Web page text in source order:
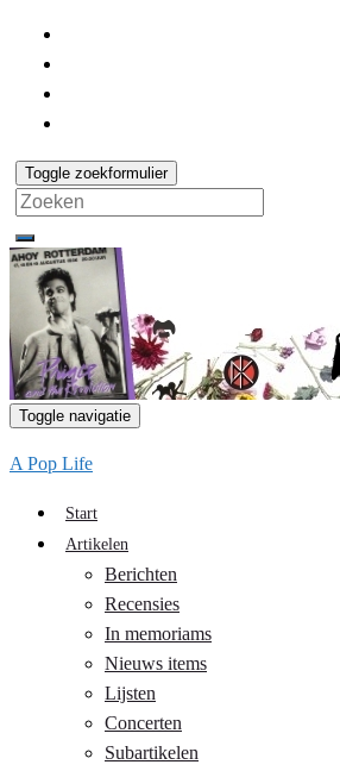
Toggle zoekformulier
Search
for:
Toggle navigatie
A Pop Life
Start
Artikelen
Berichten
Recensies
In memoriams
Nieuws items
Lijsten
Concerten
Subartikelen